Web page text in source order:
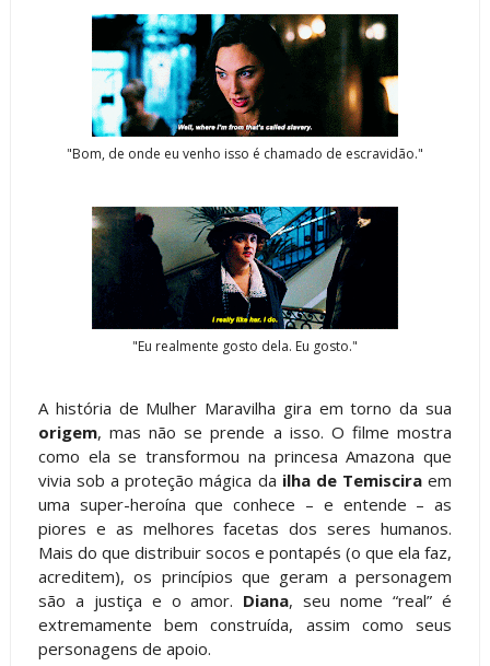
"Bom, de onde eu venho isso é chamado de escravidão."
"Eu realmente gosto dela. Eu gosto."
A história de Mulher Maravilha gira em torno da sua
origem, mas não se prende a isso. O filme mostra
como ela se transformou na princesa Amazona que
vivia sob a proteção mágica da ilha de Temisciraem
uma super-heroína que conhece – e entende – as
piores e as melhores facetas dos seres humanos.
Mais do que distribuir socos e pontapés (o que ela faz,
acreditem), os princípios que geram a personagem
são a justiça e o amor. Diana, seu nome “real” é
extremamente bem construída, assim como seus
personagens de apoio.